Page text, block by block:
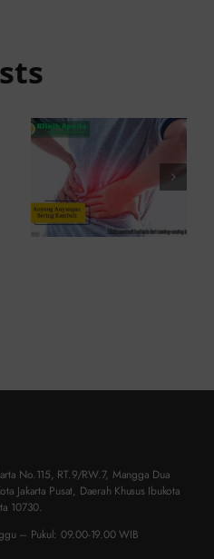
Kambuh
dan Cara
Atasinya
No.115, RT.9/RW.7, Mangga Dua
Jakarta Pusat, Daerah Khusus Ibukota
10730.
– Pukul: 09.00-19.00 WIB